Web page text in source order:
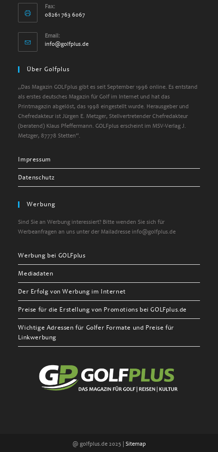
Fax:
08261 763 6067
Email:
info@golfplus.deOpens
Über Golfplus
„Das Magazin GOLFplus gibt es seit September 1996 online. Es entstand
als erstes deutsches Magazin für Golf im Internet und hat das
Printmagazin abgelöst, das 1998 eingestellt wurde. Herausgeber und
Chefredakteur ist Jürgen E. Metzger, Stellvertretender Chefredakteur
(beratend) Klaus Pfeffermann. GOLFplus erscheint im MSV-Verlag J.
Metzger, 87778 Stetten“.
Impressum
Datenschutz
Werbung
Sind Sie an Werbung interessiert? Bitte wenden Sie sich für
Werbeanfragen an uns unter der Mailadresse info@golfplus.de
Werbung bei GOLFplus
Mediadaten
Der Erfolg von Werbung im Internet
Preise für die Erstellung von Promotions bei GOLFplus.de
Wichtige Adressen für Golfer Formate und Preise für
Linkwerbung
@ golfplus.de 2025 | Sitemap